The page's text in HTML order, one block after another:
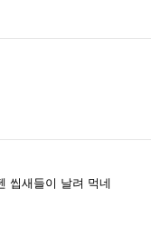
씹새들이 날려 먹네